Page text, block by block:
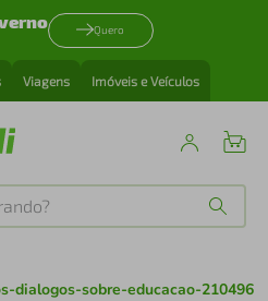
Quero
Viagens Imóveis e Veículos
dialogos-sobre-educacao-210496